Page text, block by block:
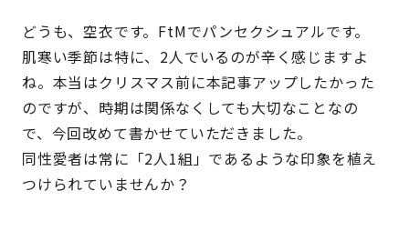
どうも、空衣です。FtMでパンセクシュアルです。
肌寒い季節は特に、2人でいるのが辛く感じますよ
ね。本当はクリスマス前に本記事アップしたかった
のですが、時期は関係なくしても大切なことなの
で、今回改めて書かせていただきました。
同性愛者は常に「2人1組」であるような印象を植え
つけられていませんか？